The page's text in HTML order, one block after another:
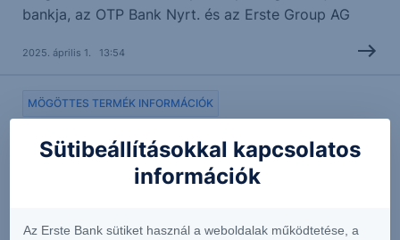
bankja, az OTP Bank Nyrt. és az Erste Group AG
2025. április 1. 13:54
MÖGÖTTES TERMÉK INFORMÁCIÓK
BNP Protect Express One Star EU
Industry EUR 25-28
Sütibeállításokkal kapcsolatos
információk
Az Erste Bank sütiket használ a weboldalak működtetése, a